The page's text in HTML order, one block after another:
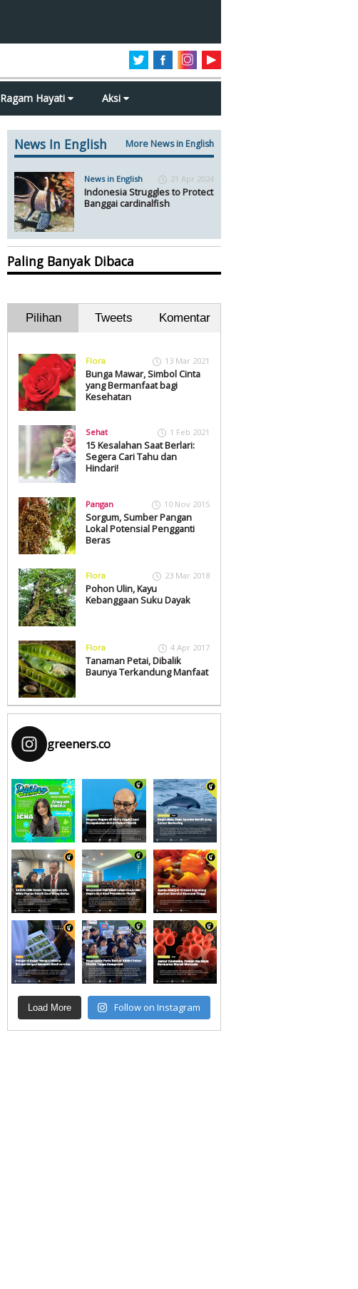
Ragam Hayati Aksi
News In English More News in English
News in English 21 Apr 2024
Indonesia Struggles to Protect
Banggai cardinalfish
Paling Banyak Dibaca
Pilihan Tweets Komentar
Flora 13 Mar 2021
Bunga Mawar, Simbol Cinta
yang Bermanfaat bagi
Kesehatan
Sehat 1 Feb 2021
15 Kesalahan Saat Berlari:
Segera Cari Tahu dan
Hindari!
Pangan 10 Nov 2015
Sorgum, Sumber Pangan
Lokal Potensial Pengganti
Beras
Flora 23 Mar 2018
Pohon Ulin, Kayu
Kebanggaan Suku Dayak
Flora 4 Apr 2017
Tanaman Petai, Dibalik
Baunya Terkandung Manfaat
greeners.co
Load More Follow on Instagram